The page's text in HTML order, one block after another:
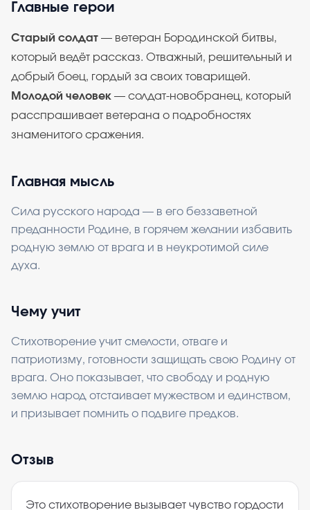
Главные герои
Старый солдат — ветеран Бородинской битвы,
который ведёт рассказ. Отважный, решительный и
добрый боец, гордый за своих товарищей.
Молодой человек — солдат-новобранец, который
расспрашивает ветерана о подробностях
знаменитого сражения.
Главная мысль
Сила русского народа — в его беззаветной
преданности Родине, в горячем желании избавить
родную землю от врага и в неукротимой силе
духа.
Чему учит
Стихотворение учит смелости, отваге и
патриотизму, готовности защищать свою Родину от
врага. Оно показывает, что свободу и родную
землю народ отстаивает мужеством и единством,
и призывает помнить о подвиге предков.
Отзыв
Это стихотворение вызывает чувство гордости